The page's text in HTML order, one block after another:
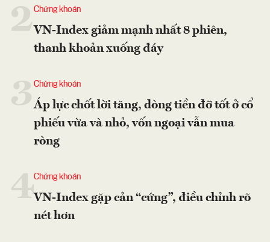
2Chứng khoán
VN-Index giảm mạnh nhất 8 phiên,
thanh khoản xuống đáy
Chứng khoán
Áp lực chốt lời tăng, dòng tiền đỡ tốt ở cổ
phiếu vừa và nhỏ, vốn ngoại vẫn mua
ròng
4Chứng khoán
VN-Index gặp cản “cứng”, điều chỉnh rõ
nét hơn